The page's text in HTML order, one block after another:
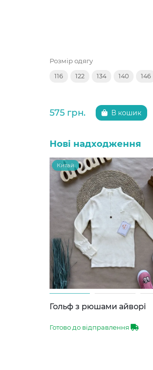
Розмір одягу
116 122 134 140 146
575 грн. В кошик
Нові надходження
Китай
Гольф з рюшами айворі
Готово до відправлення